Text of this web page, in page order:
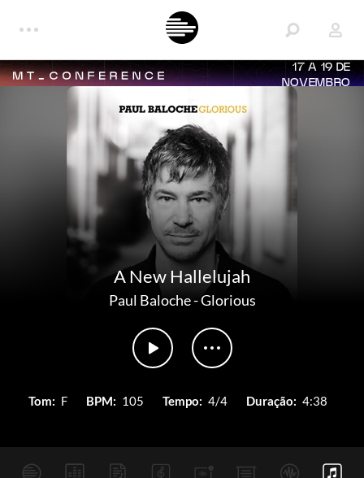
17 A 19 DE
NOVEMBRO
A New Hallelujah
Paul Baloche-Glorious
Tom: F BPM: 105 Tempo: 4/4 Duração: 4:38